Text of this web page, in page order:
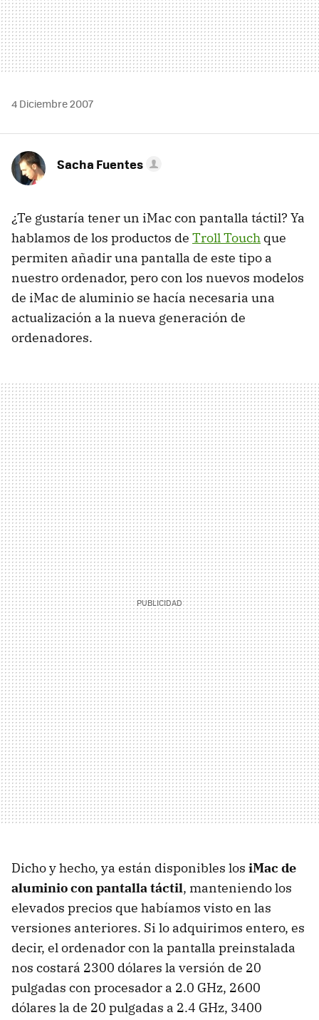
4 Diciembre 2007
Sacha Fuentes
¿Te gustaría tener un iMac con pantalla táctil? Ya
hablamos de los productos de Troll Touch que
permiten añadir una pantalla de este tipo a
nuestro ordenador, pero con los nuevos modelos
de iMac de aluminio se hacía necesaria una
actualización a la nueva generación de
ordenadores.
Dicho y hecho, ya están disponibles los iMac de
aluminio con pantalla táctil, manteniendo los
elevados precios que habíamos visto en las
versiones anteriores. Si lo adquirimos entero, es
decir, el ordenador con la pantalla preinstalada
nos costará 2300 dólares la versión de 20
pulgadas con procesador a 2.0 GHz, 2600
dólares la de 20 pulgadas a 2.4 GHz, 3400